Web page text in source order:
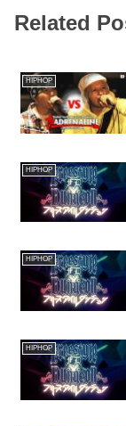
Related
HIPHOP
HIPHOP
HIPHOP
HIPHOP